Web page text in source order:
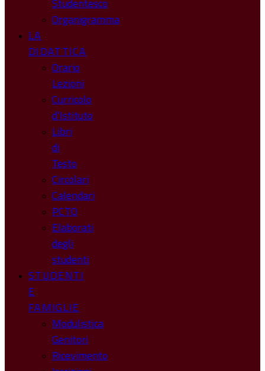
Studentesco
Organigramma
LA
DIDATTICA
Orario
Lezioni
Curricolo
d’Istituto
Libri
di
Testo
Circolari
Calendari
PCTO
Elaborati
degli
studenti
STUDENTI
E
FAMIGLIE
Modulistica
Genitori
Ricevimento